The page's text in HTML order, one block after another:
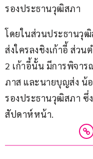
รองประธานวุฒิสภา
โดยในส่วนประธานวุ
ส่งใครลงชิงเก้าอี้ ส่ว
2 เก้าอี้นั้น มีการพิจา
ภาส และนายบุญส่ง น้
รองประธานวุฒิสภา ซึ่
สัปดาห์หน้า.